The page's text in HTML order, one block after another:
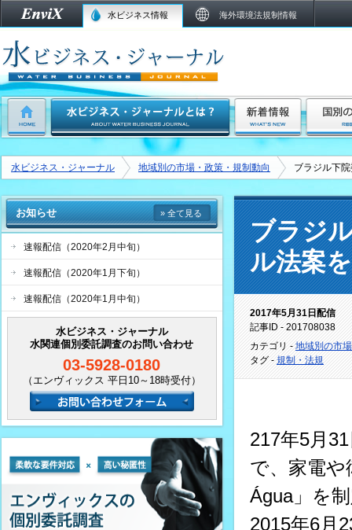
水ビジネス情報 海外環境法規制情報
水ビジネス・ジャーナル 地域別の市場・政策・規制動向 ブラジル下
ブラジ
ル法案
2017年5月31日配信
記事ID - 201708038
カテゴリ - 地域別の市
タグ - 規制・法規
217年5月
で、家電や
Água」を
2015年6月
お知らせ » 全て見る
速報配信（2020年2月中旬）
速報配信（2020年1月下旬）
速報配信（2020年1月中旬）
水ビジネス・ジャーナル
水関連個別委託調査のお問い合わせ
03-5928-0180
（エンヴィックス 平日10～18時受付）